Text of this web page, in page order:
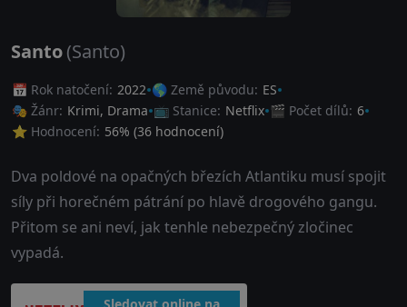
Santo(Santo)
📅 Rok natočení: 2022 🌎 Země původu: ES
🎭 Žánr: Krimi, Drama 📺 Stanice: Netflix 🎬 Počet dílů: 6
⭐ Hodnocení: 56% (36 hodnocení)
Dva poldové na opačných březích Atlantiku musí spojit
síly při horečném pátrání po hlavě drogového gangu.
Přitom se ani neví, jak tenhle nebezpečný zločinec
vypadá.